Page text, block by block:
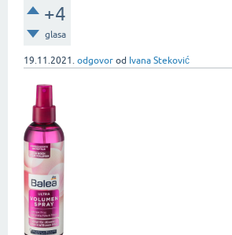
+4
glasa
19.11.2021. odgovor od Ivana Steković